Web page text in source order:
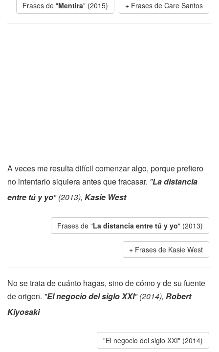
Frases de "Mentira" (2015) Frases de Care Santos
A veces me resulta difícil comenzar algo, porque prefiero
no intentarlo siquiera antes que fracasar. "La distancia
entre tú y yo" (2013), Kasie West
Frases de "La distancia entre tú y yo" (2013)
Frases de Kasie West
No se trata de cuánto hagas, sino de cómo y de su fuente
de origen. "El negocio del siglo XXI" (2014), Robert
Kiyosaki
"El negocio del siglo XXI" (2014)